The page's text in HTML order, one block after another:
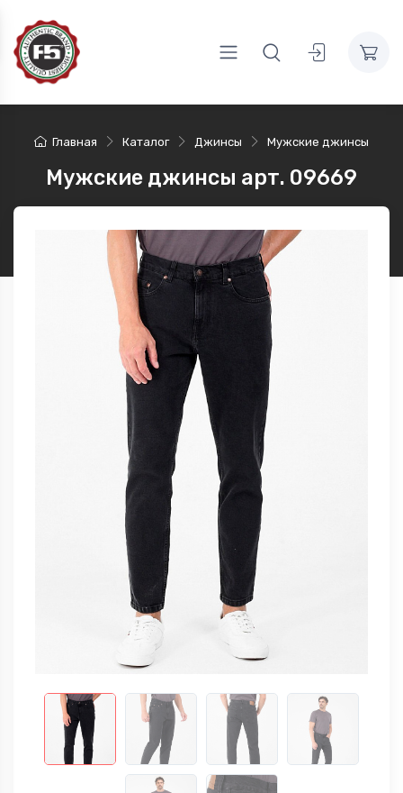
Главная Каталог Джинсы Мужские джинсы
Мужские джинсы арт. 09669